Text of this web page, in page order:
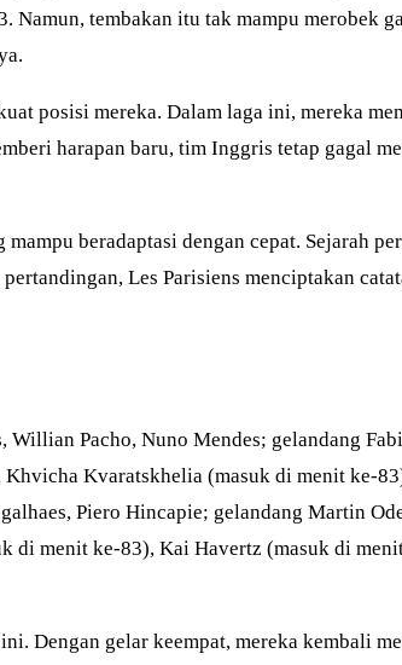
tembakan itu tak mampu merobek
posisi mereka. Dalam laga ini, mereka
harapan baru, tim Inggris tetap gagal
beradaptasi dengan cepat. Sejarah
Les Parisiens menciptakan
Pacho, Nuno Mendes; gelandang
Kvaratskhelia (masuk di menit ke-
Piero Hincapie; gelandang Martin
menit ke-83), Kai Havertz (masuk di
Dengan gelar keempat, mereka kembali